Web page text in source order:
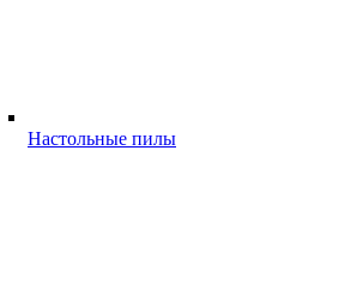
Настольные пилы